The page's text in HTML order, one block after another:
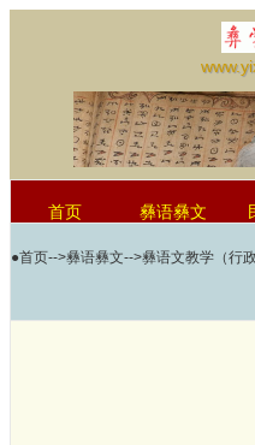
首页 彝语彝文
●首页-->彝语彝文-->彝语文教学（行